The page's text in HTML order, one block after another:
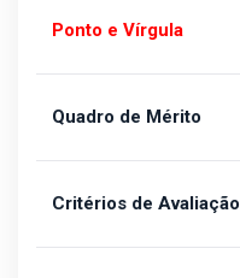
Ponto e Vírgula
Quadro de Mérito
Critérios de Avaliação